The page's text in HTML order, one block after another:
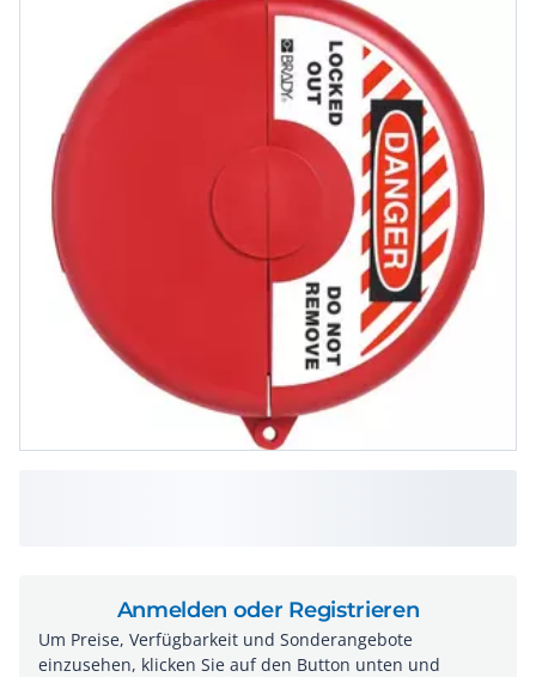
Anmelden oder Registrieren
Um Preise, Verfügbarkeit und Sonderangebote
einzusehen, klicken Sie auf den Button unten und